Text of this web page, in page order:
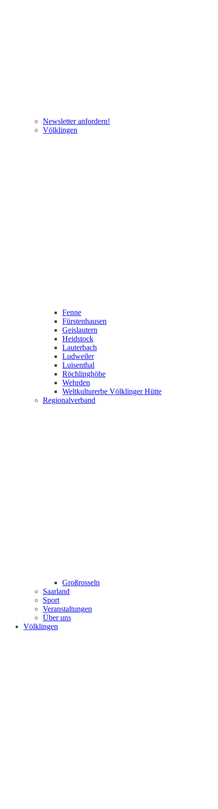
Newsletter anfordern!
Völklingen
Fenne
Fürstenhausen
Geislautern
Heidstock
Lauterbach
Ludweiler
Luisenthal
Röchlinghöhe
Wehrden
Weltkulturerbe Völklinger Hütte
Regionalverband
Großrosseln
Saarland
Sport
Veranstaltungen
Über uns
Völklingen